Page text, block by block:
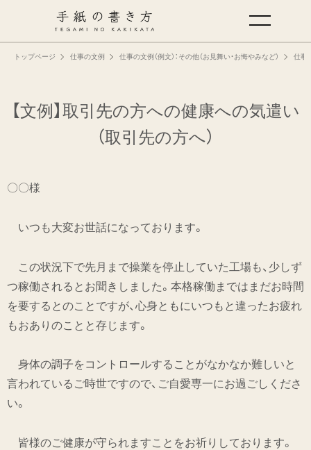
トップページ 仕事の文例 仕事の文例（例文）：その他（お見舞い・お悔やみなど） 仕事
【文例】取引先の方への健康への気遣い
（取引先の方へ）
〇〇様
いつも大変お世話になっております。
この状況下で先月まで操業を停止していた工場も、少しず
つ稼働されるとお聞きしました。本格稼働まではまだお時間
を要するとのことですが、心身ともにいつもと違ったお疲れ
もおありのことと存じます。
身体の調子をコントロールすることがなかなか難しいと
言われているご時世ですので、ご自愛専一にお過ごしくださ
い。
皆様のご健康が守られますことをお祈りしております。
手紙の基本
仕事の手紙の書き方
仕事の文例
特集
ミドリオフィシャルサイト